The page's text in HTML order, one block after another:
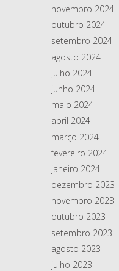
novembro 2024
outubro 2024
setembro 2024
agosto 2024
julho 2024
junho 2024
maio 2024
abril 2024
março 2024
fevereiro 2024
janeiro 2024
dezembro 2023
novembro 2023
outubro 2023
setembro 2023
agosto 2023
julho 2023